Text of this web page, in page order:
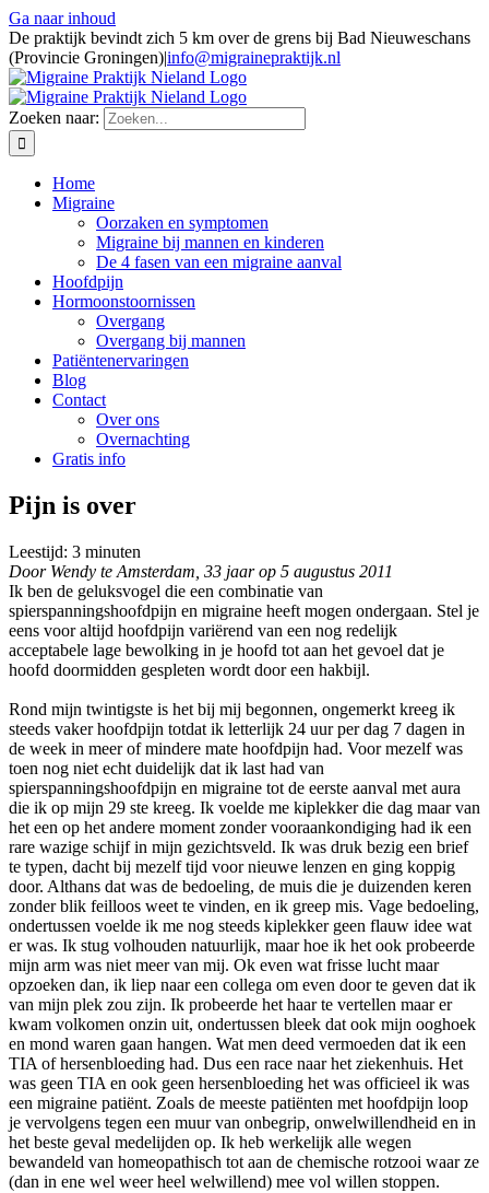
Ga naar inhoud
De praktijk bevindt zich 5 km over de grens bij Bad Nieuweschans
(Provincie Groningen)|info@migrainepraktijk.nl
Zoeken naar:
Home
Migraine
Oorzaken en symptomen
Migraine bij mannen en kinderen
De 4 fasen van een migraine aanval
Hoofdpijn
Hormoonstoornissen
Overgang
Overgang bij mannen
Patiëntenervaringen
Blog
Contact
Over ons
Overnachting
Gratis info
Pijn is over
Leestijd: 3 minuten
Door Wendy te Amsterdam, 33 jaar op 5 augustus 2011
Ik ben de geluksvogel die een combinatie van
spierspanningshoofdpijn en migraine heeft mogen ondergaan. Stel je
eens voor altijd hoofdpijn variërend van een nog redelijk
acceptabele lage bewolking in je hoofd tot aan het gevoel dat je
hoofd doormidden gespleten wordt door een hakbijl.
Rond mijn twintigste is het bij mij begonnen, ongemerkt kreeg ik
steeds vaker hoofdpijn totdat ik letterlijk 24 uur per dag 7 dagen in
de week in meer of mindere mate hoofdpijn had. Voor mezelf was
toen nog niet echt duidelijk dat ik last had van
spierspanningshoofdpijn en migraine tot de eerste aanval met aura
die ik op mijn 29 ste kreeg. Ik voelde me kiplekker die dag maar van
het een op het andere moment zonder vooraankondiging had ik een
rare wazige schijf in mijn gezichtsveld. Ik was druk bezig een brief
te typen, dacht bij mezelf tijd voor nieuwe lenzen en ging koppig
door. Althans dat was de bedoeling, de muis die je duizenden keren
zonder blik feilloos weet te vinden, en ik greep mis. Vage bedoeling,
ondertussen voelde ik me nog steeds kiplekker geen flauw idee wat
er was. Ik stug volhouden natuurlijk, maar hoe ik het ook probeerde
mijn arm was niet meer van mij. Ok even wat frisse lucht maar
opzoeken dan, ik liep naar een collega om even door te geven dat ik
van mijn plek zou zijn. Ik probeerde het haar te vertellen maar er
kwam volkomen onzin uit, ondertussen bleek dat ook mijn ooghoek
en mond waren gaan hangen. Wat men deed vermoeden dat ik een
TIA of hersenbloeding had. Dus een race naar het ziekenhuis. Het
was geen TIA en ook geen hersenbloeding het was officieel ik was
een migraine patiënt. Zoals de meeste patiënten met hoofdpijn loop
je vervolgens tegen een muur van onbegrip, onwelwillendheid en in
het beste geval medelijden op. Ik heb werkelijk alle wegen
bewandeld van homeopathisch tot aan de chemische rotzooi waar ze
(dan in ene wel weer heel welwillend) mee vol willen stoppen.